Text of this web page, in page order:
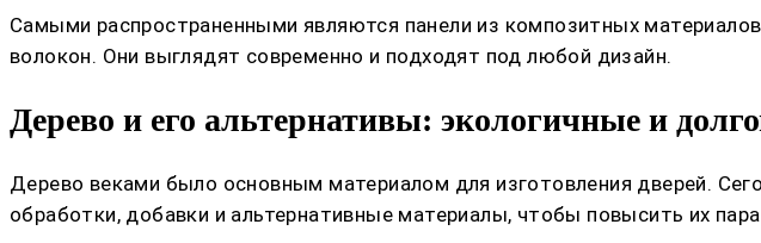
Самыми распространенными являются панели из композитных
волокон. Они выглядят современно и подходят под любой дизайн.
Дерево и его альтернативы: экологичные и
Дерево веками было основным материалом для изготовления дверей.
обработки, добавки и альтернативные материалы, чтобы повысить их